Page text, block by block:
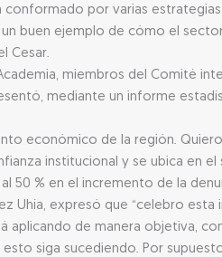
conformado por varias
buen ejemplo de cómo el
Cesar.
miembros del Comité
mediante un informe
económico de la región.
institucional y se ubica en
50 % en el incremento de la
Uhía, expresó que “celebro
aplicando de manera objetiva,
siga sucediendo. Por